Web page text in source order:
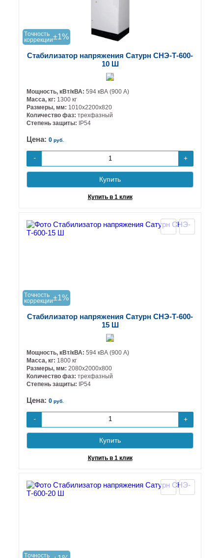
Tочность
коррекции±1%
Стабилизатор напряжения Сатурн СНЭ-Т-600-
10 Ш
Мощность, кВт/кВА: 594 кВА (900 А)
Масса, кг: 1300 кг
Размеры, мм: 1010х2200х820
Количество фаз: трехфазный
Степень защиты:
IP54
Цена: 0 руб.
- +
Купить
Купить в 1 клик
Tочность
коррекции±1%
Стабилизатор напряжения Сатурн СНЭ-Т-600-
15 Ш
Мощность, кВт/кВА: 594 кВА (900 А)
Масса, кг: 1800 кг
Размеры, мм: 2080х2000х800
Количество фаз: трехфазный
Степень защиты: IP54
Цена: 0 руб.
- +
Купить
Купить в 1 клик
Tочность